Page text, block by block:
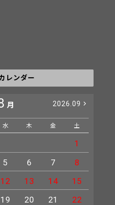
レンダー
月 2026.09
水 木 金 土
1
5 6 7
8
12 13 14
15
19 20 21
22